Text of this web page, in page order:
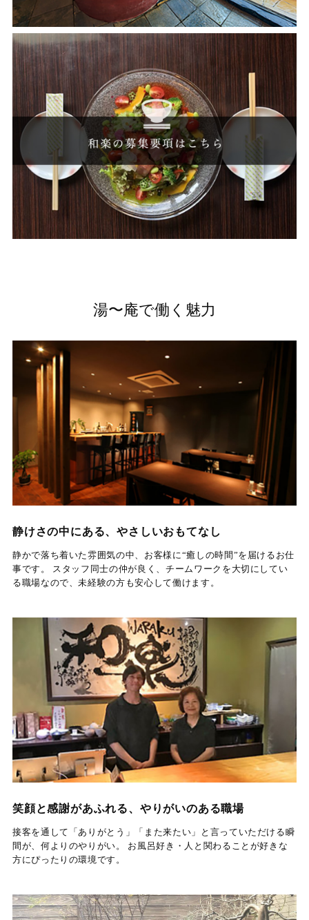
湯〜庵で働く魅力
静けさの中にある、やさしいおもてなし
静かで落ち着いた雰囲気の中、 お客様に“癒しの時間”を届けるお仕
事です。 スタッフ同士の仲が良く、チームワークを大切にしてい
る職場なので、未経験の方も安心して働けます。
笑顔と感謝があふれる、やりがいのある職場
接客を通して「ありがとう」「また来たい」と 言っていただける瞬
間が、何よりのやりがい。 お風呂好き・人と関わることが好きな
方にぴったりの環境です。